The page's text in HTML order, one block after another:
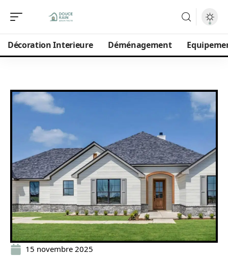
Décoration Interieure Déménagement
15 novembre 2025